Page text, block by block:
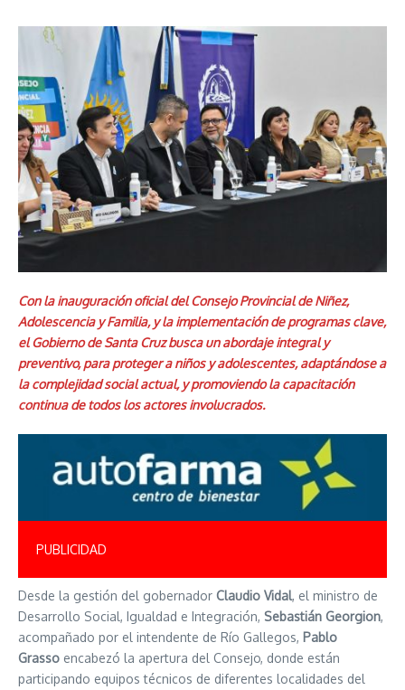
Con la inauguración oficial del Consejo Provincial de Niñez,
Adolescencia y Familia, y la implementación de programas clave,
el Gobierno de Santa Cruz busca un abordaje integral y
preventivo, para proteger a niños y adolescentes, adaptándose a
la complejidad social actual, y promoviendo la capacitación
continua de todos los actores involucrados.
PUBLICIDAD
Desde la gestión del gobernador Claudio Vidal, el ministro de
Desarrollo Social, Igualdad e Integración, Sebastián Georgion,
acompañado por el intendente de Río Gallegos, Pablo
Grasso encabezó la apertura del Consejo, donde están
participando equipos técnicos de diferentes localidades del